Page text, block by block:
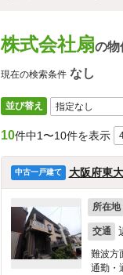
株式会社扇の物
現在の検索条件 なし
並び替え
10件中1〜10件を表示
中古一戸建て 大阪府東
所在地
交通
難波方
通勤・